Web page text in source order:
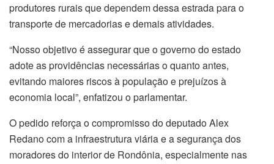
produtores rurais que dependem dessa estrada para o
transporte de mercadorias e demais atividades.
“Nosso objetivo é assegurar que o governo do estado
adote as providências necessárias o quanto antes,
evitando maiores riscos à população e prejuízos à
economia local”, enfatizou o parlamentar.
O pedido reforça o compromisso do deputado Alex
Redano com a infraestrutura viária e a segurança dos
moradores do interior de Rondônia, especialmente nas